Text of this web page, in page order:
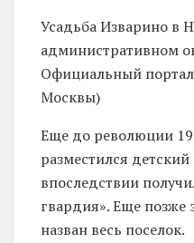
Усадьба Изварино в
административном
Официальный
Москвы)
Еще до революции
разместился
впоследствии
гвардия». Еще
назван весь поселок.